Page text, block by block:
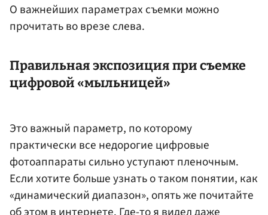
О важнейших параметрах съемки можно
прочитать во врезе слева.
Правильная экспозиция при съемке
цифровой «мыльницей»
Это важный параметр, по которому
практически все недорогие цифровые
фотоаппараты сильно уступают пленочным.
Если хотите больше узнать о таком понятии, как
«динамический диапазон», опять же почитайте